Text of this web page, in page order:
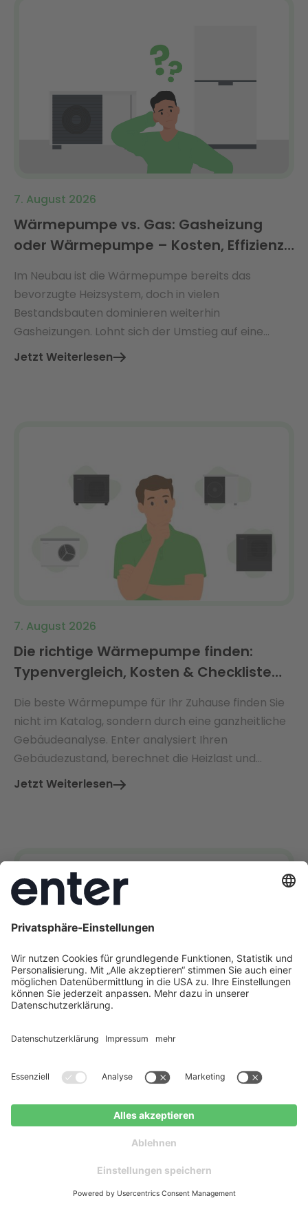
PV-Anlage in Erlangen
Kostenloser
7. August 2026
Wärmepumpe vs. Gas: Gasheizung
oder Wärmepumpe – Kosten, Effizienz
Im Neubau ist die Wärmepumpe bereits das
bevorzugte Heizsystem, doch in vielen
Bestandsbauten dominieren weiterhin
Gasheizungen. Lohnt sich der Umstieg auf eine
Wärmepumpe – und welche Vorteile bieten beide
Jetzt Weiterlesen
7. August 2026
Die richtige Wärmepumpe finden:
Typenvergleich, Kosten & Checkliste
Die beste Wärmepumpe für Ihr Zuhause finden Sie
nicht im Katalog, sondern durch eine ganzheitliche
Gebäudeanalyse. Enter analysiert Ihren
Gebäudezustand, berechnet die Heizlast und
empfiehlt die perfekt dimensionierte
Jetzt Weiterlesen
Lohnt sich eine Wärmepumpe für mein
Haus? So finden Sie es heraus
Eine Wärmepumpe lohnt sich für viele Gebäude –
doch die Wirtschaftlichkeit hängt von Dämmung,
Vorlauftemperaturen und der richtigen